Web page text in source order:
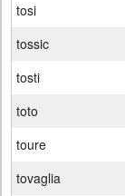
tosi
tossic
tosti
toto
toure
tovaglia